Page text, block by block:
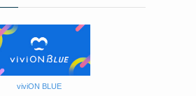
viviON BLUE